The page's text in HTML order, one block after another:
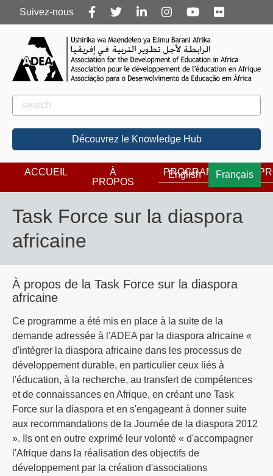
Follow
us
Suivez-nous
Rechercher
Rechercher
Découvrez le Knowledge Hub
English Français
ACCUEIL
À
PROPOS
PROGRAMMES
Task Force sur la diaspora
africaine
À propos de la Task Force sur la diaspora
africaine
Ce programme a été mis en place à la suite de la
demande adressée à l'ADEA par la diaspora africaine «
d'intégrer la diaspora africaine dans les processus de
développement durable, en particulier ceux liés à
l'éducation, à la recherche, au transfert de compétences
et de connaissances en Afrique, en créant une Task
Force sur la diaspora et en s'engageant à donner suite
aux recommandations de la Journée de la diaspora 2012
». Ils ont en outre exprimé leur volonté « d'accompagner
l'Afrique dans la réalisation des objectifs de
développement par la création d'associations